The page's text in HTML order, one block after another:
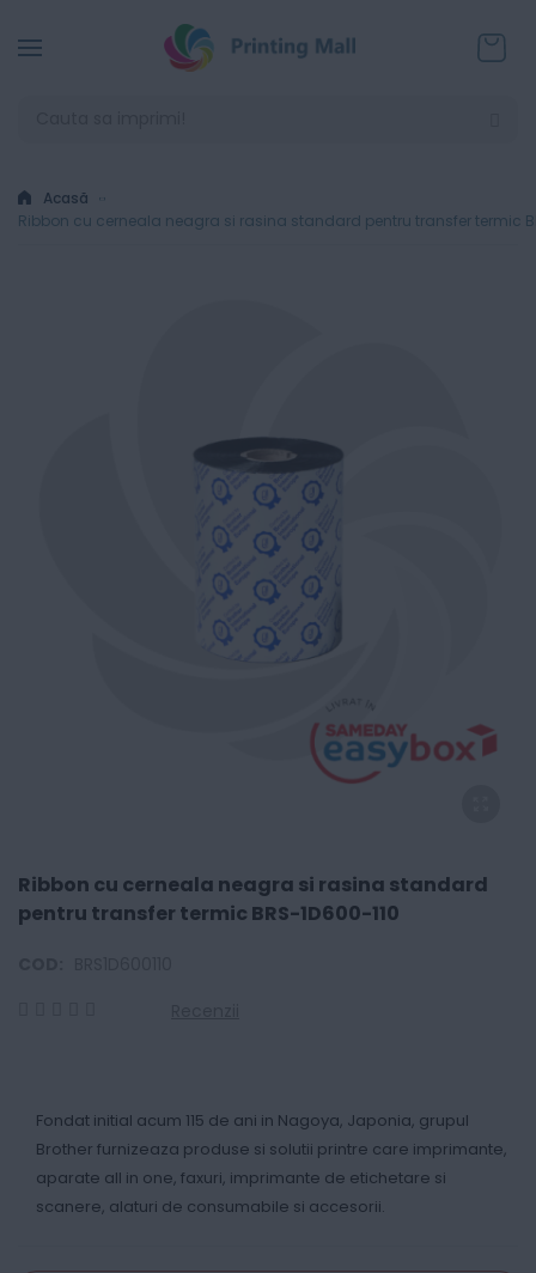
Acasă
Ribbon cu cerneala neagra si rasina standard pentru transfer termic
Ribbon cu cerneala neagra si rasina standard
pentru transfer termic BRS-1D600-110
Fondat initial acum 115 de ani in Nagoya, Japonia, grupul
Brother furnizeaza produse si solutii printre care imprimante,
aparate all in one, faxuri, imprimante de etichetare si
scanere, alaturi de consumabile si accesorii.